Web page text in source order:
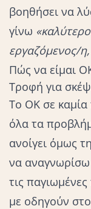
βοηθήσει να
γίνω
εργαζόμενος/
Πώς να είμαι
Τροφή για
Το ΟΚ σε καμία
όλα τα
ανοίγει όμως
να
τις
με οδηγούν